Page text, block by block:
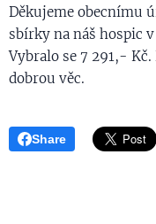
Děkujeme obecnímu
sbírky na náš hospic
Vybralo se 7 291,-
dobrou věc.
Share